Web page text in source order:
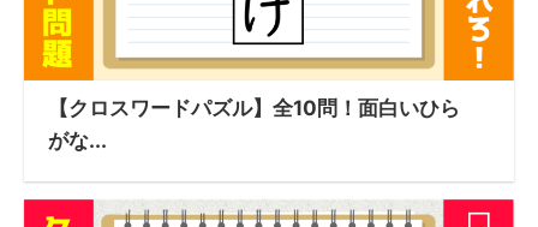
【クロスワードパズル】全10問！面白いひら
がな...